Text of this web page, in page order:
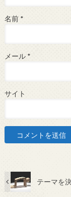
名前 *
メール *
サイト
テーマを